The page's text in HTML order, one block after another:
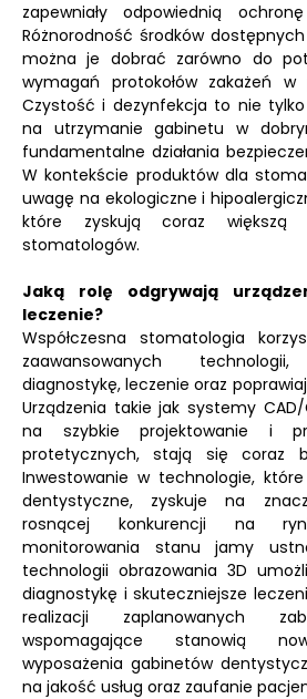
zapewniały odpowiednią
Różnorodność środków
można je dobrać zarówno do
wymagań protokołów zakażeń w
Czystość i dezynfekcja to nie tylko
na utrzymanie gabinetu w
fundamentalne działania
W kontekście produktów dla
uwagę na ekologiczne i
które zyskują coraz większą
stomatologów.
Jaką rolę odgrywają
leczenie?
Współczesna stomatologia
zaawansowanych
diagnostykę, leczenie oraz
Urządzenia takie jak systemy
na szybkie projektowanie i
protetycznych, stają się coraz
Inwestowanie w technologie,
dentystyczne, zyskuje na
rosnącej konkurencji na
monitorowania stanu jamy
technologii obrazowania 3D
diagnostykę i skuteczniejsze
realizacji zaplanowanych
wspomagające stanowią
wyposażenia gabinetów
na jakość usług oraz zaufanie